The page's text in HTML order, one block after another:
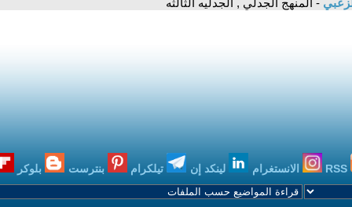
- المنهج الجدلي , الجدليه الثالثه
الانستغرام لينكد إن تيلكرام بنترست بلوكر